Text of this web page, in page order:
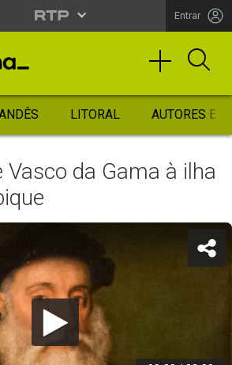
Entrar
LITORAL AUTORES
Vasco da Gama à ilha